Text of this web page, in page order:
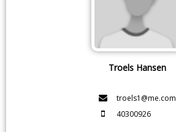
Troels Hansen
troels1@me.com
40300926